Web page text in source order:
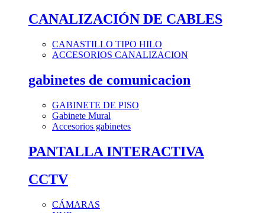
CANALIZACIÓN DE CABLES
CANASTILLO TIPO HILO
ACCESORIOS CANALIZACION
gabinetes de comunicacion
GABINETE DE PISO
Gabinete Mural
Accesorios gabinetes
PANTALLA INTERACTIVA
CCTV
CÁMARAS